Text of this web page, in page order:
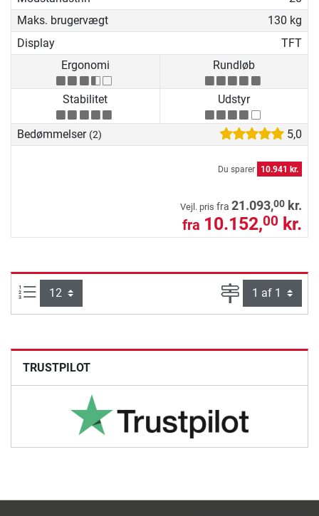
Maks. brugervægt
130 kg
Display
TFT
Ergonomi
Rundløb
Stabilitet Udstyr
Bedømmelser (2) 5,0
Du sparer 10.941 kr.
Vejl. pris fra 21.093,00 kr.
fra 10.152,00 kr.
Artikel pr. side: Side
TRUSTPILOT